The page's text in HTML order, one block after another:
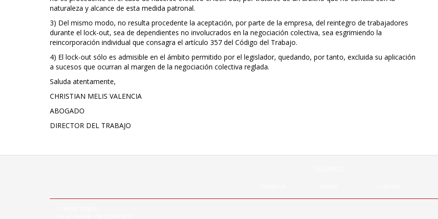
naturaleza y alcance de esta medida patronal.
3) Del mismo modo, no resulta procedente la aceptación, por parte de la empresa, del reintegro de trabajadores
durante el lock-out, sea de dependientes no involucrados en la negociación colectiva, sea esgrimiendo la
reincorporación individual que consagra el artículo 357 del Código del Trabajo.
4) El lock-out sólo es admisible en el ámbito permitido por el legislador, quedando, por tanto, excluida su aplicación
a sucesos que ocurran al margen de la negociación colectiva reglada.
Saluda atentamente,
CHRISTIAN MELIS VALENCIA
ABOGADO
DIRECTOR DEL TRABAJO